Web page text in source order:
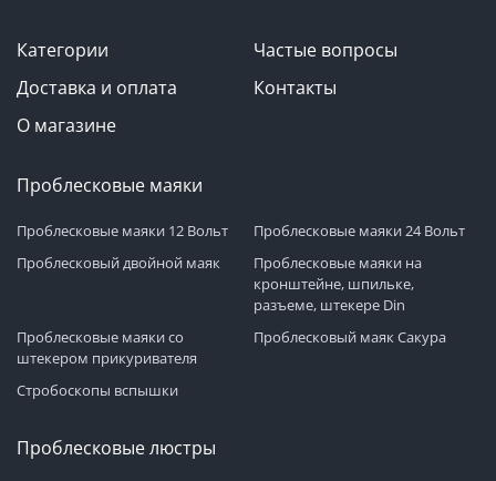
Категории
Частые вопросы
Доставка и оплата
Контакты
О магазине
Проблесковые маяки
Проблесковые маяки 12 Вольт
Проблесковые маяки 24 Вольт
Проблесковый двойной маяк
Проблесковые маяки на
кронштейне, шпильке,
разъеме, штекере Din
Проблесковые маяки со
штекером прикуривателя
Проблесковый маяк Сакура
Стробоскопы вспышки
Проблесковые люстры